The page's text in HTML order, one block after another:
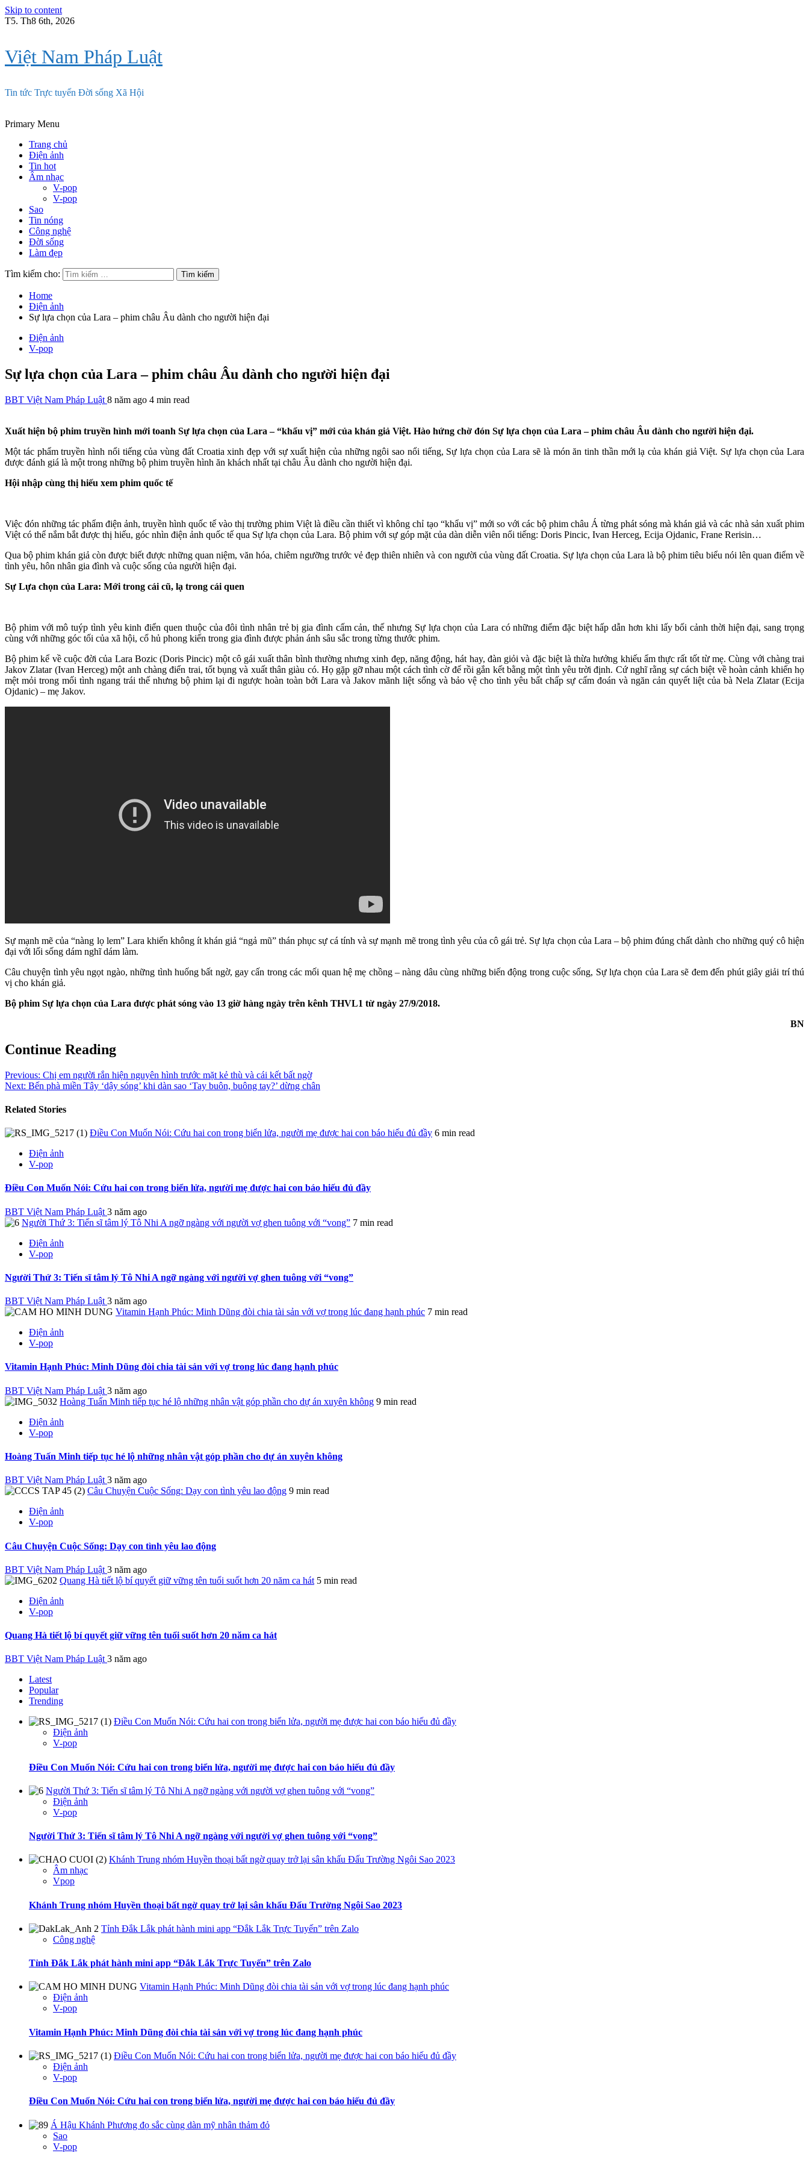
Skip to content
T5. Th8 6th, 2026
Việt Nam Pháp Luật
Tin tức Trực tuyến Đời sống Xã Hội
Primary Menu
Trang chủ
Điện ảnh
Tin hot
Âm nhạc
V-pop
V-pop
Sao
Tin nóng
Công nghệ
Đời sống
Làm đẹp
Tìm kiếm cho:
Home
Điện ảnh
Sự lựa chọn của Lara – phim châu Âu dành cho người hiện đại
Điện ảnh
V-pop
Sự lựa chọn của Lara – phim châu Âu dành cho người hiện đại
BBT Việt Nam Pháp Luật 8 năm ago 4 min read
Xuất hiện bộ phim truyền hình mới toanh Sự lựa chọn của Lara – “khẩu vị” mới của khán giả Việt. Hào hứng chờ đón Sự lựa chọn của Lara – phim châu Âu dành cho người hiện đại.
Một tác phẩm truyền hình nổi tiếng của vùng đất Croatia xinh đẹp với sự xuất hiện của những ngôi sao nổi tiếng, Sự lựa chọn của Lara sẽ là món ăn tinh thần mới lạ của khán giả Việt. Sự lựa chọn của Lara
được đánh giá là một trong những bộ phim truyền hình ăn khách nhất tại châu Âu dành cho người hiện đại.
Hội nhập cùng thị hiếu xem phim quốc tế
Việc đón những tác phẩm điện ảnh, truyền hình quốc tế vào thị trường phim Việt là điều cần thiết vì không chỉ tạo “khẩu vị” mới so với các bộ phim châu Á từng phát sóng mà khán giả và các nhà sản xuất phim
Việt có thể nắm bắt được thị hiếu, góc nhìn điện ảnh quốc tế qua Sự lựa chọn của Lara. Bộ phim với sự góp mặt của dàn diễn viên nổi tiếng: Doris Pincic, Ivan Herceg, Ecija Ojdanic, Frane Rerisin…
Qua bộ phim khán giả còn được biết được những quan niệm, văn hóa, chiêm ngưỡng trước vẻ đẹp thiên nhiên và con người của vùng đất Croatia. Sự lựa chọn của Lara là bộ phim tiêu biểu nói lên quan điểm về
tình yêu, hôn nhân gia đình và cuộc sống của người hiện đại.
Sự Lựa chọn của Lara: Mới trong cái cũ, lạ trong cái quen
Bộ phim với mô tuýp tình yêu kinh điển quen thuộc của đôi tình nhân trẻ bị gia đình cấm cản, thế nhưng Sự lựa chọn của Lara có những điểm đặc biệt hấp dẫn hơn khi lấy bối cảnh thời hiện đại, sang trọng
cùng với những góc tối của xã hội, cổ hủ phong kiến trong gia đình được phản ánh sâu sắc trong từng thước phim.
Bộ phim kể về cuộc đời của Lara Bozic (Doris Pincic) một cô gái xuất thân bình thường nhưng xinh đẹp, năng động, hát hay, đàn giỏi và đặc biệt là thừa hưởng khiếu ẩm thực rất tốt từ mẹ. Cùng với chàng trai
Jakov Zlatar (Ivan Herceg) một anh chàng điển trai, tốt bụng và xuất thân giàu có. Họ gặp gỡ nhau một cách tình cờ để rồi gắn kết bằng một tình yêu trời định. Cứ nghĩ rằng sự cách biệt về hoàn cảnh khiến họ
mệt mỏi trong mối tình ngang trái thế nhưng bộ phim lại đi ngược hoàn toàn bởi Lara và Jakov mãnh liệt sống và bảo vệ cho tình yêu bất chấp sự cấm đoán và ngăn cản quyết liệt của bà Nela Zlatar (Ecija
Ojdanic) – mẹ Jakov.
Sự mạnh mẽ của “nàng lọ lem” Lara khiến không ít khán giả “ngả mũ” thán phục sự cá tính và sự mạnh mẽ trong tình yêu của cô gái trẻ. Sự lựa chọn của Lara – bộ phim đúng chất dành cho những quý cô hiện
đại với lối sống dám nghĩ dám làm.
Câu chuyện tình yêu ngọt ngào, những tình huống bất ngờ, gay cấn trong các mối quan hệ mẹ chồng – nàng dâu cùng những biến động trong cuộc sống, Sự lựa chọn của Lara sẽ đem đến phút giây giải trí thú
vị cho khán giả.
Bộ phim Sự lựa chọn của Lara được phát sóng vào 13 giờ hàng ngày trên kênh THVL1 từ ngày 27/9/2018.
BN
Continue Reading
Previous: Chị em người rắn hiện nguyên hình trước mặt kẻ thù và cái kết bất ngờ
Next: Bến phà miền Tây ‘dậy sóng’ khi dàn sao ‘Tay buôn, buông tay?’ dừng chân
Related Stories
Điều Con Muốn Nói: Cứu hai con trong biển lửa, người mẹ được hai con báo hiếu đủ đầy 6 min read
Điện ảnh
V-pop
Điều Con Muốn Nói: Cứu hai con trong biển lửa, người mẹ được hai con báo hiếu đủ đầy
BBT Việt Nam Pháp Luật 3 năm ago
Người Thứ 3: Tiến sĩ tâm lý Tô Nhi A ngỡ ngàng với người vợ ghen tuông với “vong” 7 min read
Điện ảnh
V-pop
Người Thứ 3: Tiến sĩ tâm lý Tô Nhi A ngỡ ngàng với người vợ ghen tuông với “vong”
BBT Việt Nam Pháp Luật 3 năm ago
Vitamin Hạnh Phúc: Minh Dũng đòi chia tài sản với vợ trong lúc đang hạnh phúc 7 min read
Điện ảnh
V-pop
Vitamin Hạnh Phúc: Minh Dũng đòi chia tài sản với vợ trong lúc đang hạnh phúc
BBT Việt Nam Pháp Luật 3 năm ago
Hoàng Tuấn Minh tiếp tục hé lộ những nhân vật góp phần cho dự án xuyên không 9 min read
Điện ảnh
V-pop
Hoàng Tuấn Minh tiếp tục hé lộ những nhân vật góp phần cho dự án xuyên không
BBT Việt Nam Pháp Luật 3 năm ago
Câu Chuyện Cuộc Sống: Dạy con tình yêu lao động 9 min read
Điện ảnh
V-pop
Câu Chuyện Cuộc Sống: Dạy con tình yêu lao động
BBT Việt Nam Pháp Luật 3 năm ago
Quang Hà tiết lộ bí quyết giữ vững tên tuổi suốt hơn 20 năm ca hát 5 min read
Điện ảnh
V-pop
Quang Hà tiết lộ bí quyết giữ vững tên tuổi suốt hơn 20 năm ca hát
BBT Việt Nam Pháp Luật 3 năm ago
Latest
Popular
Trending
Điều Con Muốn Nói: Cứu hai con trong biển lửa, người mẹ được hai con báo hiếu đủ đầy
Điện ảnh
V-pop
Điều Con Muốn Nói: Cứu hai con trong biển lửa, người mẹ được hai con báo hiếu đủ đầy
Người Thứ 3: Tiến sĩ tâm lý Tô Nhi A ngỡ ngàng với người vợ ghen tuông với “vong”
Điện ảnh
V-pop
Người Thứ 3: Tiến sĩ tâm lý Tô Nhi A ngỡ ngàng với người vợ ghen tuông với “vong”
Khánh Trung nhóm Huyền thoại bất ngờ quay trở lại sân khấu Đấu Trường Ngôi Sao 2023
Âm nhạc
Vpop
Khánh Trung nhóm Huyền thoại bất ngờ quay trở lại sân khấu Đấu Trường Ngôi Sao 2023
Tỉnh Đắk Lắk phát hành mini app “Đắk Lắk Trực Tuyến” trên Zalo
Công nghệ
Tỉnh Đắk Lắk phát hành mini app “Đắk Lắk Trực Tuyến” trên Zalo
Vitamin Hạnh Phúc: Minh Dũng đòi chia tài sản với vợ trong lúc đang hạnh phúc
Điện ảnh
V-pop
Vitamin Hạnh Phúc: Minh Dũng đòi chia tài sản với vợ trong lúc đang hạnh phúc
Điều Con Muốn Nói: Cứu hai con trong biển lửa, người mẹ được hai con báo hiếu đủ đầy
Điện ảnh
V-pop
Điều Con Muốn Nói: Cứu hai con trong biển lửa, người mẹ được hai con báo hiếu đủ đầy
Á Hậu Khánh Phương đọ sắc cùng dàn mỹ nhân thảm đỏ
Sao
V-pop